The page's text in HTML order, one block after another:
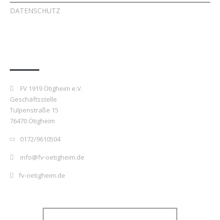
DATENSCHUTZ
FV 1919 Ötigheim e.V.
Geschäftsstelle
Tulpenstraße 15
76470 Ötigheim
0172/9610504
info@fv-oetigheim.de
fv-oetigheim.de